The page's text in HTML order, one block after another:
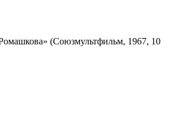
(Союзмультфильм, 1967, 10